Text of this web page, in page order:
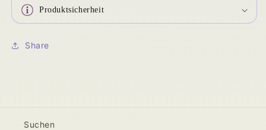
Produktsicherheit
Share
Suchen